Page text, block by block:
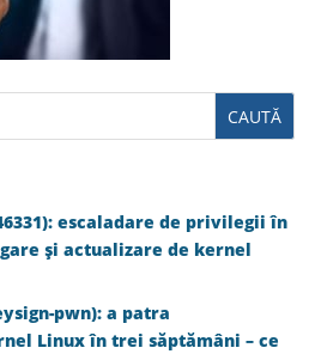
escaladare de privilegii în
și actualizare de kernel
pwn): a patra
Linux în trei săptămâni – ce